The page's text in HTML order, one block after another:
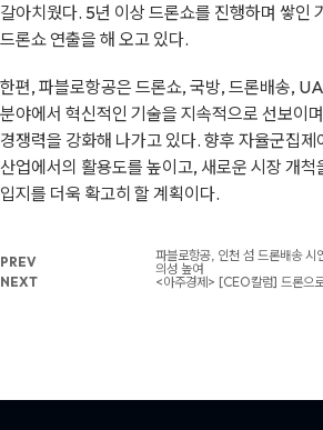
갈아치웠다. 5년 이상 드론쇼를 진행하며 쌓인
드론쇼 연출을 해 오고 있다.
한편, 파블로항공은 드론쇼, 국방, 드론배송,
분야에서 혁신적인 기술을 지속적으로 선보이
경쟁력을 강화해 나가고 있다. 향후 자율군집
산업에서의 활용도를 높이고, 새로운 시장 개척
입지를 더욱 확고히 할 계획이다.
PREV
파블로항공, 인천 섬 드론배송 시
의성 높여
NEXT
<아주경제> [CEO칼럼] 드론으